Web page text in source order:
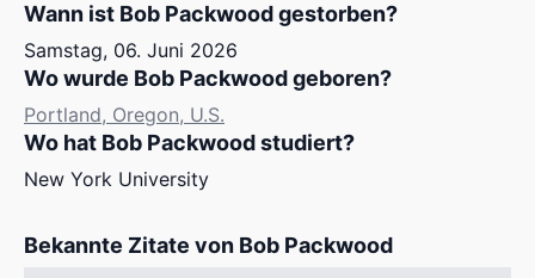
Wann ist Bob Packwood gestorben?
Samstag, 06. Juni 2026
Wo wurde Bob Packwood geboren?
Portland, Oregon, U.S.
Wo hat Bob Packwood studiert?
New York University
Bekannte Zitate von Bob Packwood